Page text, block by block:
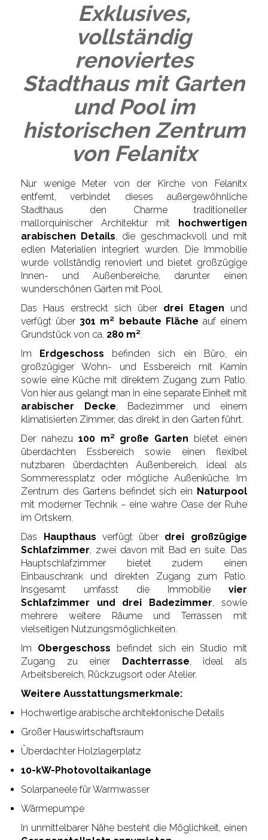
Exklusives,
vollständig
renoviertes
Stadthaus mit Garten
und Pool im
historischen Zentrum
von Felanitx
Nur wenige Meter von der Kirche von Felanitx
entfernt, verbindet dieses außergewöhnliche
Stadthaus den Charme traditioneller
mallorquinischer Architektur mit hochwertigen
arabischen Details, die geschmackvoll und mit
edlen Materialien integriert wurden. Die Immobilie
wurde vollständig renoviert und bietet großzügige
Innen- und Außenbereiche, darunter einen
wunderschönen Garten mit Pool.
Das Haus erstreckt sich über drei Etagen und
verfügt über 301 m² bebaute Fläche auf einem
Grundstück von ca. 280 m².
Im Erdgeschoss befinden sich ein Büro, ein
großzügiger Wohn- und Essbereich mit Kamin
sowie eine Küche mit direktem Zugang zum Patio.
Von hier aus gelangt man in eine separate Einheit mit
arabischer Decke, Badezimmer und einem
klimatisierten Zimmer, das direkt in den Garten führt.
Der nahezu 100 m² große Garten bietet einen
überdachten Essbereich sowie einen flexibel
nutzbaren überdachten Außenbereich, ideal als
Sommeressplatz oder mögliche Außenküche. Im
Zentrum des Gartens befindet sich ein Naturpool
mit moderner Technik – eine wahre Oase der Ruhe
im Ortskern.
Das Haupthaus verfügt über drei großzügige
Schlafzimmer, zwei davon mit Bad en suite. Das
Hauptschlafzimmer bietet zudem einen
Einbauschrank und direkten Zugang zum Patio.
Insgesamt umfasst die Immobilie vier
Schlafzimmer und drei Badezimmer, sowie
mehrere weitere Räume und Terrassen mit
vielseitigen Nutzungsmöglichkeiten.
Im Obergeschoss befindet sich ein Studio mit
Zugang zu einer Dachterrasse, ideal als
Arbeitsbereich, Rückzugsort oder Atelier.
Weitere Ausstattungsmerkmale:
Hochwertige arabische architektonische Details
Großer Hauswirtschaftsraum
Überdachter Holzlagerplatz
10-kW-Photovoltaikanlage
Solarpaneele für Warmwasser
Wärmepumpe
In unmittelbarer Nähe besteht die Möglichkeit, einen